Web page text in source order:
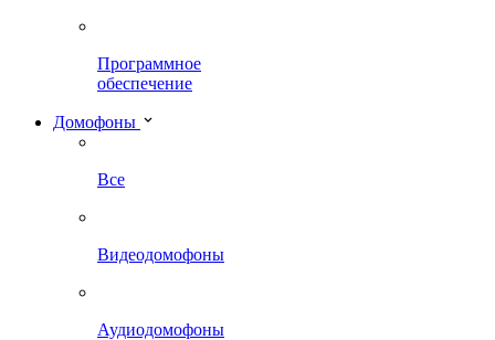
Программное
обеспечение
Домофоны
Все
Видеодомофоны
Аудиодомофоны